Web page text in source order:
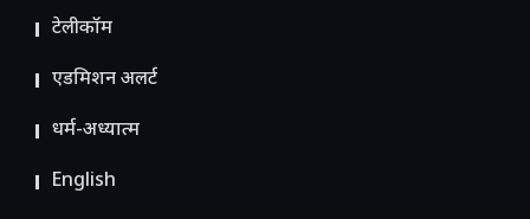
टेलीकॉम
ए​डमिशन अलर्ट
धर्म-अध्यात्म
English